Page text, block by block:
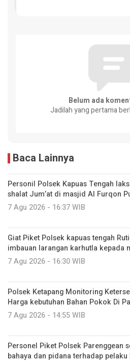
Belum ada
Jadilah yang pertama
Baca Lainnya
Personil Polsek Kapuas Tengah
shalat Jum’at di masjid Al Furqon
7 Agu 2026 - 16:37 WIB
Giat Piket Polsek kapuas tengah
imbauan larangan karhutla kepada
7 Agu 2026 - 16:30 WIB
‎Polsek Ketapang Monitoring
Harga kebutuhan Bahan Pokok Di
7 Agu 2026 - 14:55 WIB
Personel Piket Polsek Parenggean
bahaya dan pidana terhadap pelaku